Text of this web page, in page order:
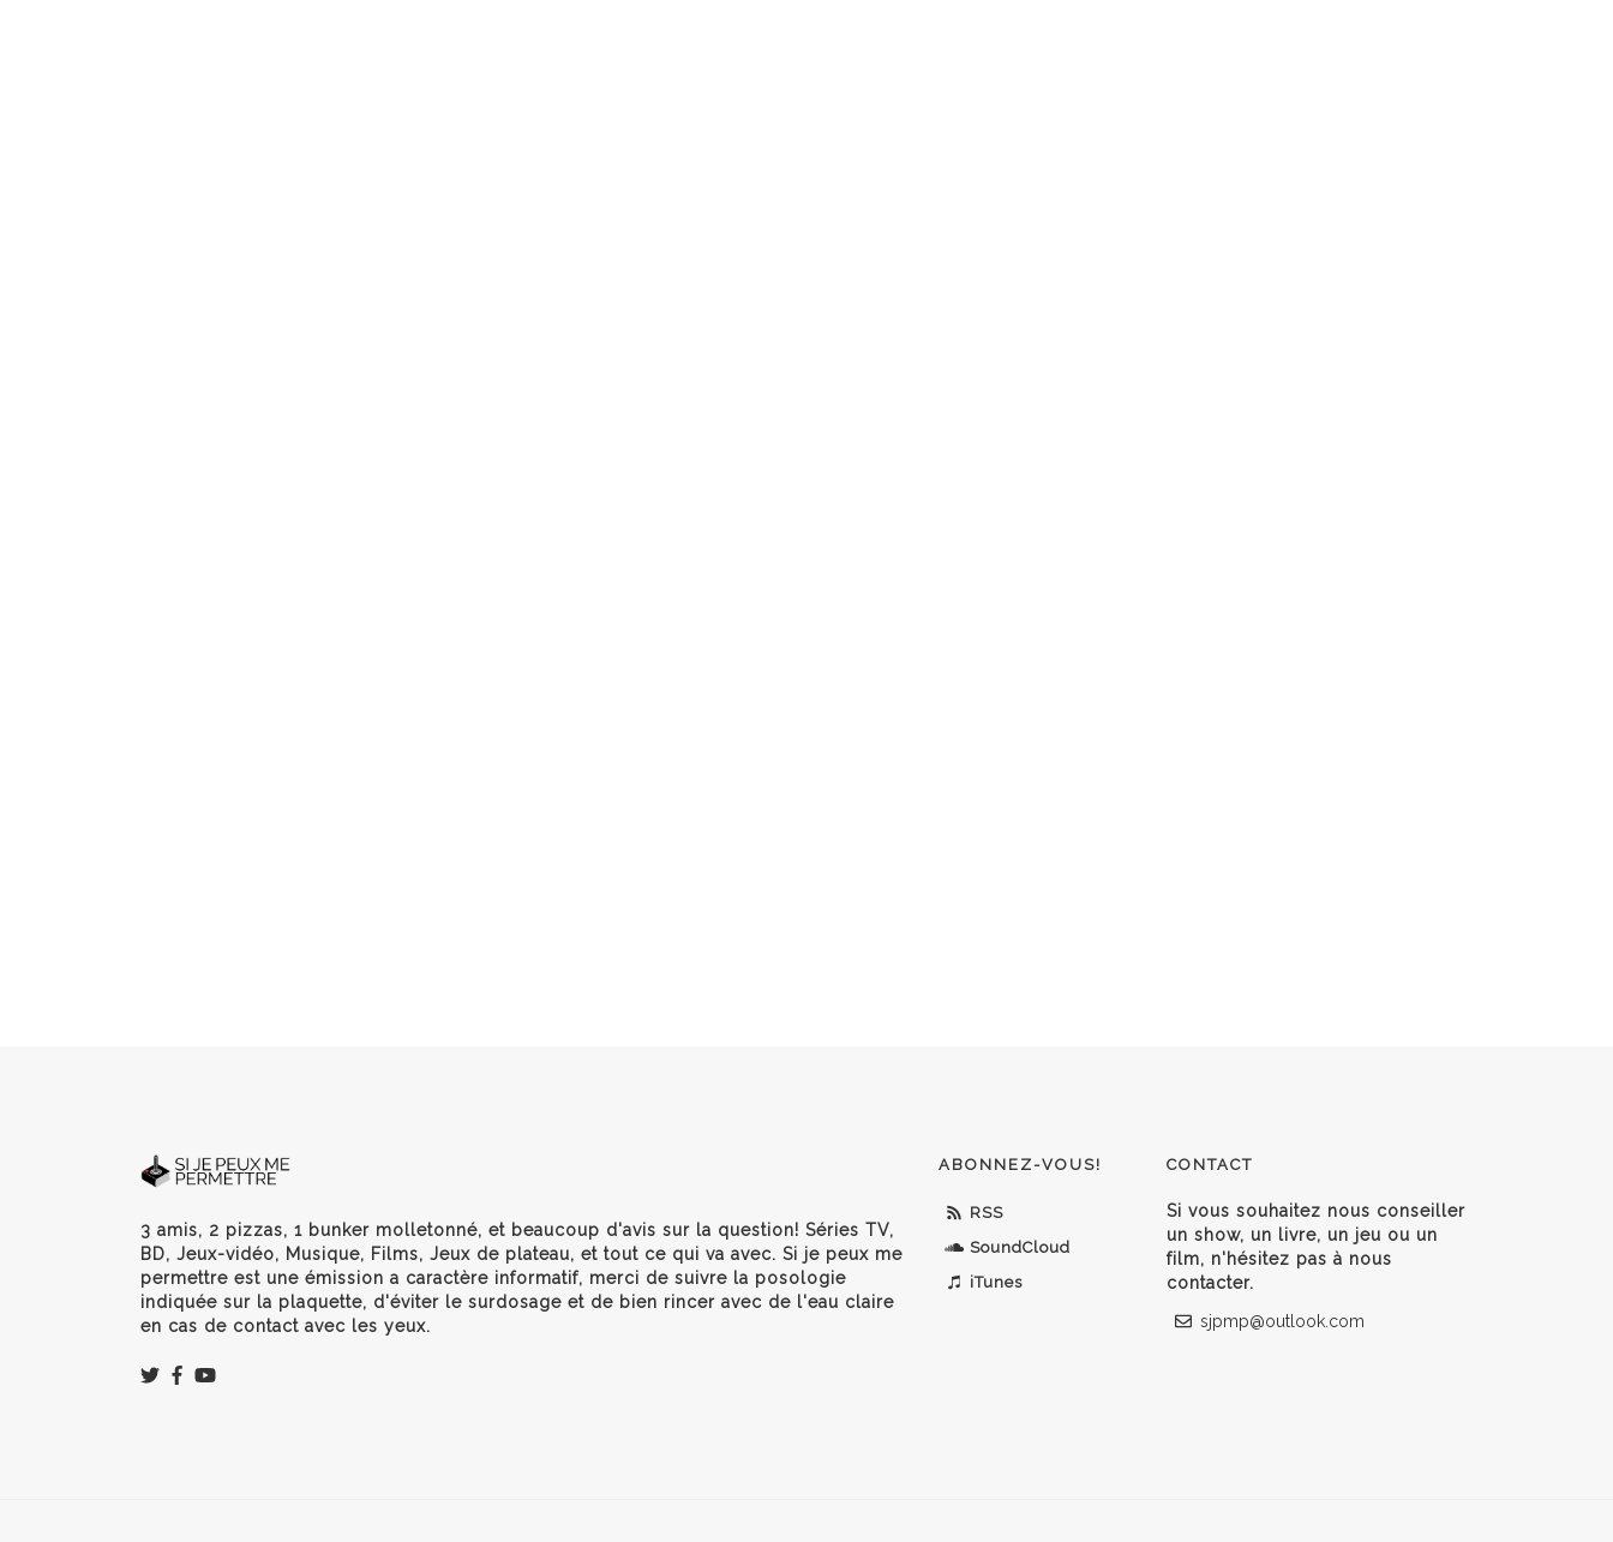
3 amis, 2 pizzas, 1 bunker molletonné, et beaucoup d'avis sur la question! Séries TV,
BD, Jeux-vidéo, Musique, Films, Jeux de plateau, et tout ce qui va avec. Si je peux me
permettre est une émission a caractère informatif, merci de suivre la posologie
indiquée sur la plaquette, d'éviter le surdosage et de bien rincer avec de l'eau claire
en cas de contact avec les yeux.
ABONNEZ-VOUS!
RSS
SoundCloud
iTunes
CONTACT
Si vous souhaitez nous conseiller
un show, un livre, un jeu ou un
film, n'hésitez pas à nous
contacter.
sjpmp@outlook.com